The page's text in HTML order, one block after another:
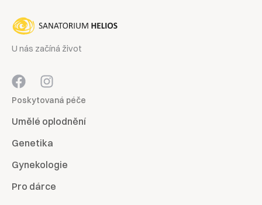
U nás začíná život
Poskytovaná péče
Umělé oplodnění
Genetika
Gynekologie
Pro dárce